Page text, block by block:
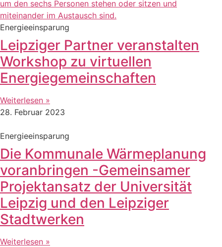
Energieeinsparung
Leipziger Partner veranstalten
Workshop zu virtuellen
Energiegemeinschaften
Weiterlesen »
28. Februar 2023
Energieeinsparung
Die Kommunale Wärmeplanung
voranbringen -Gemeinsamer
Projektansatz der Universität
Leipzig und den Leipziger
Stadtwerken
Weiterlesen »